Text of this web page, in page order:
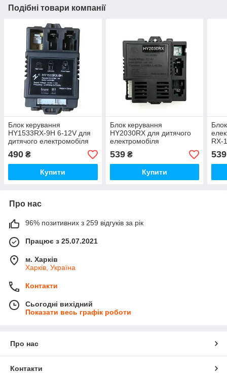
Подібні товари компанії
Блок керування
HY1533RX-9H 6-12V для
дитячого електромобіля
490 ₴
Купити
Блок керування
HY2030RX для дитячого
електромобіля
539₴
Купити
RX-
539
Про нас
96% позитивних з 259 відгуків за рік
Працює з 25.07.2021
м. Харків
Харків, Україна
Контакти
Сьогодні вихідний
Показати весь графік роботи
Про нас
Контакти